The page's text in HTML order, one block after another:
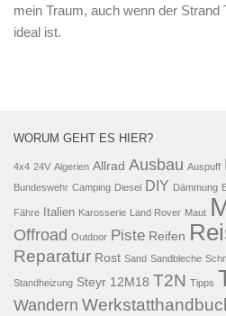
mein Traum, auch wenn der
ideal ist.
WORUM GEHT ES HIER?
4x4 24V Algerien Allrad Ausbau Auspuff
Bundeswehr Camping Diesel DIY Dämmung
Fähre Italien Karosserie Land Rover Maut
Offroad Outdoor Piste Reifen
Reparatur Rost Sand Sandbleche
Standheizung Steyr 12M18 T2N Tipps
Wandern